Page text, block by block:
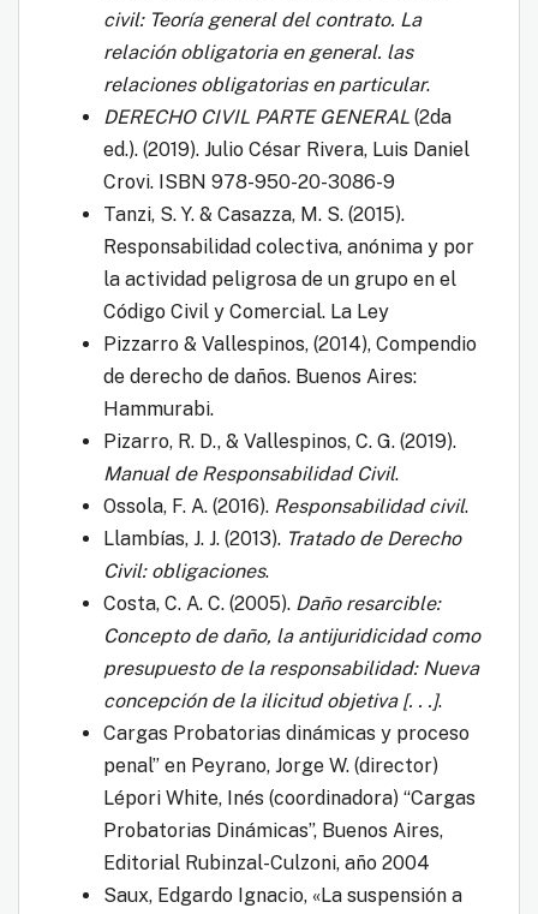
civil: Teoría general del contrato. La
relación obligatoria en general. las
relaciones obligatorias en particular.
DERECHO CIVIL PARTE GENERAL (2da
ed.). (2019). Julio César Rivera​, Luis Daniel
Crovi. ISBN 978-950-20-3086-9​
Tanzi, S. Y. & Casazza, M. S. (2015).
Responsabilidad colectiva, anónima y por
la actividad peligrosa de un grupo en el
Código Civil y Comercial. La Ley
Pizzarro & Vallespinos, (2014), Compendio
de derecho de daños. Buenos Aires:
Hammurabi.
Pizarro, R. D., & Vallespinos, C. G. (2019).
Manual de Responsabilidad Civil.
Ossola, F. A. (2016). Responsabilidad civil.
Llambías, J. J. (2013). Tratado de Derecho
Civil: obligaciones.
Costa, C. A. C. (2005). Daño resarcible:
Concepto de daño, la antijuridicidad como
presupuesto de la responsabilidad: Nueva
concepción de la ilicitud objetiva [. . .].
Cargas Probatorias dinámicas y proceso
penal” en Peyrano, Jorge W. (director)
Lépori White, Inés (coordinadora) “Cargas
Probatorias Dinámicas”, Buenos Aires,
Editorial Rubinzal-Culzoni, año 2004
Saux, Edgardo Ignacio, «La suspensión a